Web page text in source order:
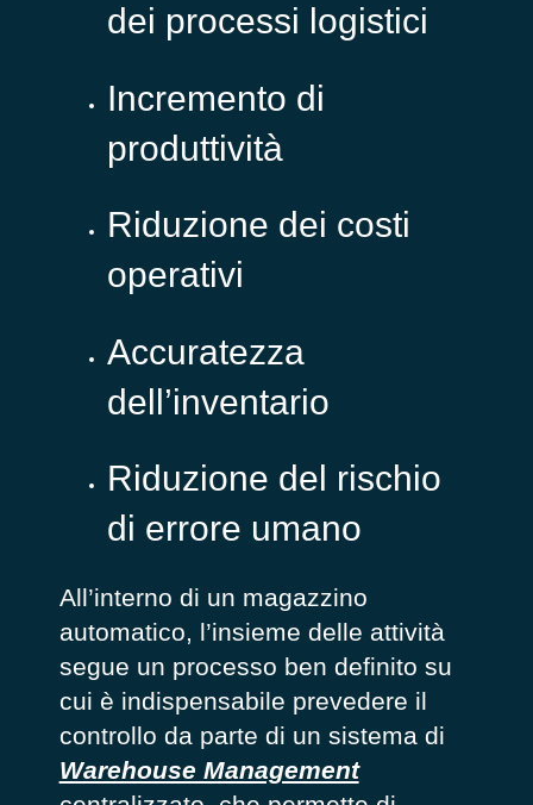
dei processi logistici
Incremento di
produttività
Riduzione dei costi
operativi
Accuratezza
dell’inventario
Riduzione del rischio
di errore umano
All’interno di un magazzino
automatico, l’insieme delle attività
segue un processo ben definito su
cui è indispensabile prevedere il
controllo da parte di un sistema di
Warehouse Management